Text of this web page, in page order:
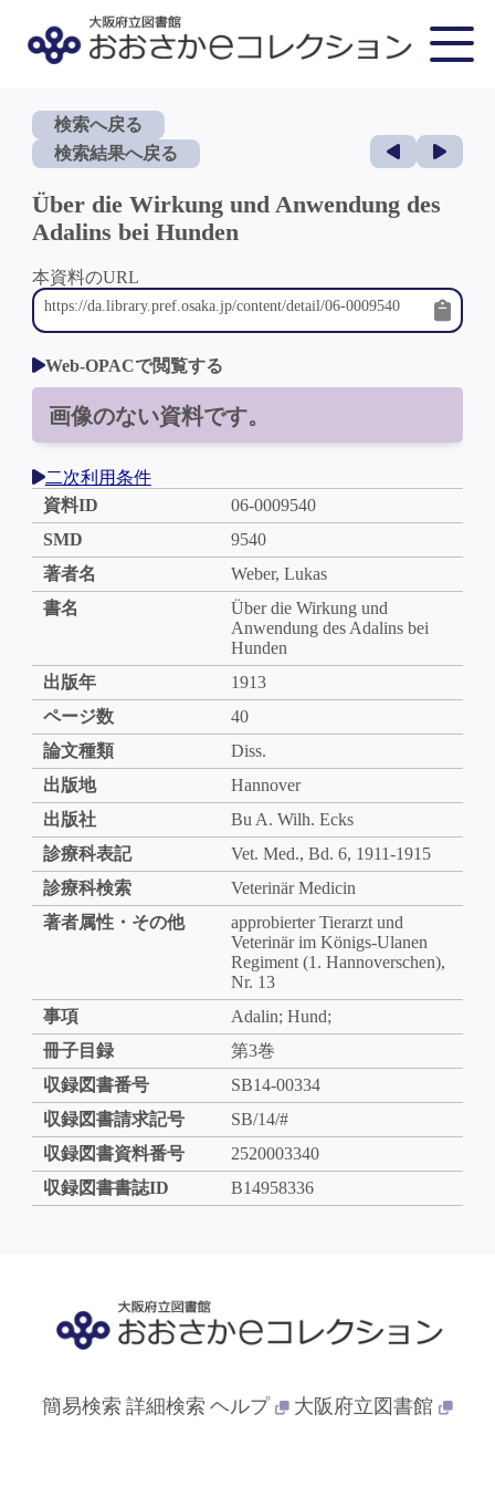
検索へ戻る
検索結果へ戻る
Über die Wirkung und Anwendung des
Adalins bei Hunden
本資料のURL
Web-OPACで閲覧する
画像のない資料です。
二次利用条件
資料ID
06-0009540
SMD
9540
著者名
Weber, Lukas
書名
Über die Wirkung und
Anwendung des Adalins bei
Hunden
出版年
1913
ページ数
40
論文種類
Diss.
出版地
Hannover
出版社
Bu A. Wilh. Ecks
診療科表記
Vet. Med., Bd. 6, 1911-1915
診療科検索
Veterinär Medicin
著者属性・その他
approbierter Tierarzt und
Veterinär im Königs-Ulanen
Regiment (1. Hannoverschen),
Nr. 13
事項
Adalin; Hund;
冊子目録
第3巻
収録図書番号
SB14-00334
収録図書請求記号
SB/14/#
収録図書資料番号
2520003340
収録図書書誌ID
B14958336
簡易検索 詳細検索 ヘルプ 大阪府立図書館